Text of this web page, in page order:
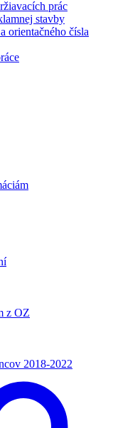
prác
stavby
orientačného čísla
z OZ
2018-2022